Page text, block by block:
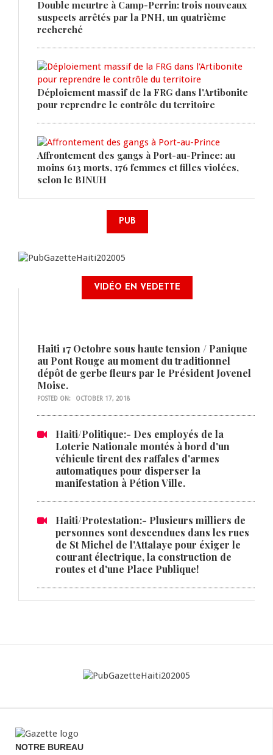
Double meurtre à Camp-Perrin: trois nouveaux
suspects arrêtés par la PNH, un quatrième
recherché
Déploiement massif de la FRG dans l'Artibonite
pour reprendre le contrôle du territoire
Affrontement des gangs à Port-au-Prince: au
moins 613 morts, 176 femmes et filles violées,
selon le BINUH
PUB
VIDÉO EN VEDETTE
Haiti 17 Octobre sous haute tension / Panique
au Pont Rouge au moment du traditionnel
dépôt de gerbe fleurs par le Président Jovenel
Moise.
POSTED ON: OCTOBER 17, 2018
Haiti/Politique:- Des employés de la
Loterie Nationale montés à bord d'un
véhicule tirent des raffales d'armes
automatiques pour disperser la
manifestation à Pétion Ville.
Haiti/Protestation:- Plusieurs milliers de
personnes sont descendues dans les rues
de St Michel de l'Attalaye pour éxiger le
courant électrique, la construction de
routes et d'une Place Publique!
NOTRE BUREAU